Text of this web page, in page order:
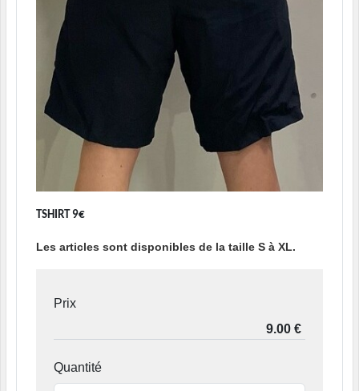
TSHIRT 9€
Les articles sont disponibles de la taille S à XL.
Prix
Quantité